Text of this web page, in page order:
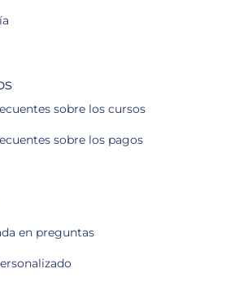
sobre los cursos
sobre los pagos
en preguntas